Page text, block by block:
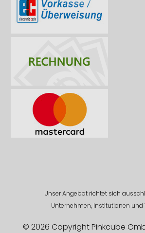
Unser Angebot richtet sich
Unternehmen, Institutionen und
© 2026 Copyright Pinkcube